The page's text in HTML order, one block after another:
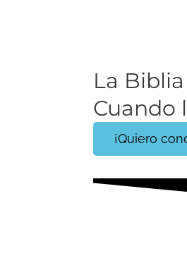
La
Cuando
¡Quiero